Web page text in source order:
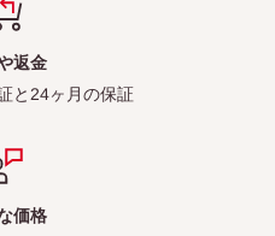
返金
と24ヶ月の保証
価格